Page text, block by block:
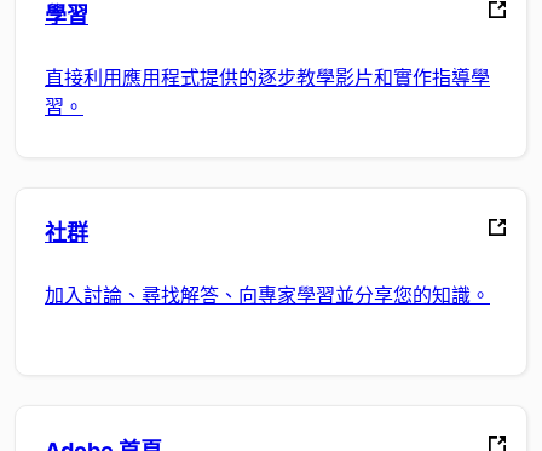
學習
直接利用應用程式提供的逐步教學影片和實作指導學
習。
社群
加入討論、尋找解答、向專家學習並分享您的知識。